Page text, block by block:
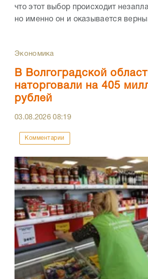
что этот выбор происходит
но именно он и оказывается
Экономика
В Волгоградской
наторговали на 405
рублей
03.08.202608:19
Комментарии